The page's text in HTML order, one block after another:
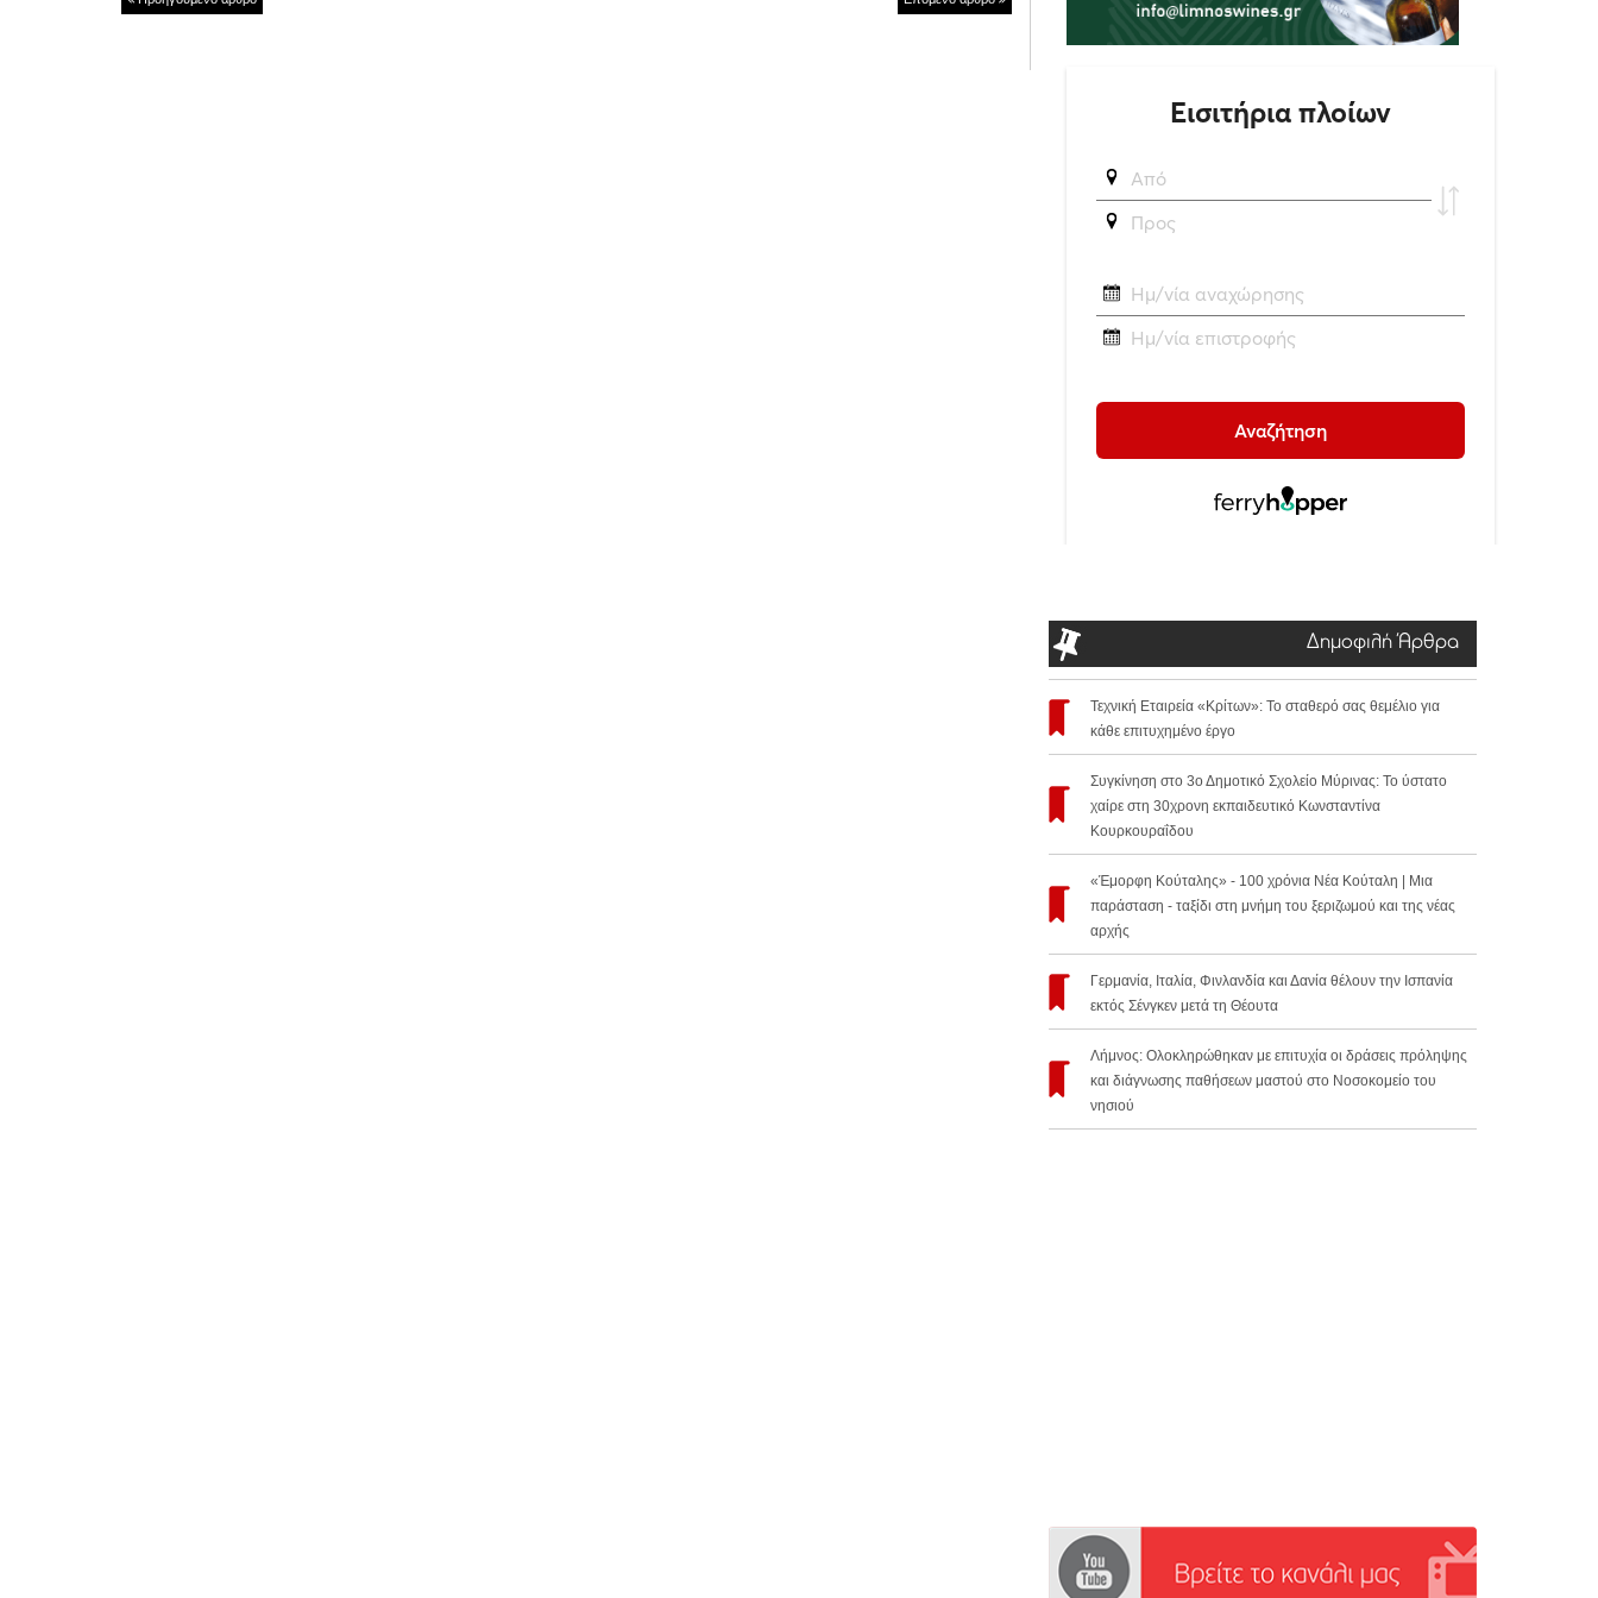
Δημοφιλή Άρθρα
Τεχνική Εταιρεία «Κρίτων»: Το σταθερό σας θεμέλιο για
κάθε επιτυχημένο έργο
Συγκίνηση στο 3ο Δημοτικό Σχολείο Μύρινας: Το ύστατο
χαίρε στη 30χρονη εκπαιδευτικό Κωνσταντίνα
Κουρκουραΐδου
«Έμορφη Κούταλης» - 100 χρόνια Νέα Κούταλη | Μια
παράσταση - ταξίδι στη μνήμη του ξεριζωμού και της νέας
αρχής
Γερμανία, Ιταλία, Φινλανδία και Δανία θέλουν την Ισπανία
εκτός Σένγκεν μετά τη Θέουτα
Λήμνος: Ολοκληρώθηκαν με επιτυχία οι δράσεις πρόληψης
και διάγνωσης παθήσεων μαστού στο Νοσοκομείο του
νησιού